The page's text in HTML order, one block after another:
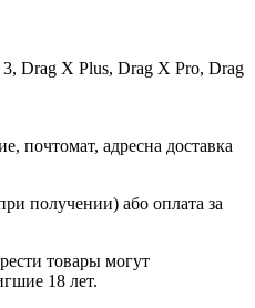
Drag X Plus, Drag X Pro, Drag
почтомат, адресна доставка
получении) або оплата за
товары могут
18 лет.